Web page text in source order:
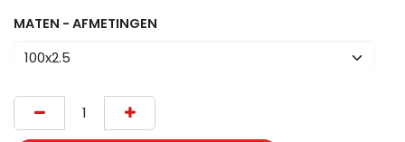
MATEN - AFMETINGEN